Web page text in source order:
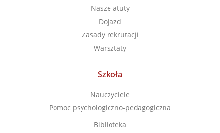
Nasze atuty
Dojazd
Zasady rekrutacji
Warsztaty
Szkoła
Nauczyciele
Pomoc psychologiczno-pedagogiczna
Biblioteka